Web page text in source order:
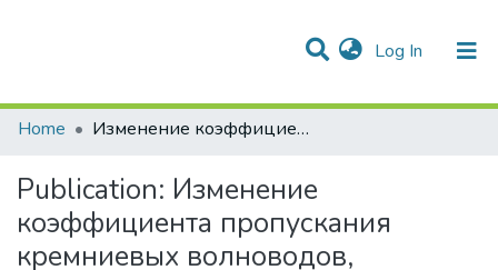
Log In (current)
Statistics
Communities & Collections
All of DSpace
Home
Изменение коэффициента пропускания кремниевых волноводов, покрытых оксидом индия-олова, под действием интенсивных световых импульсов
Publication: Изменение
коэффициента пропускания
кремниевых волноводов,